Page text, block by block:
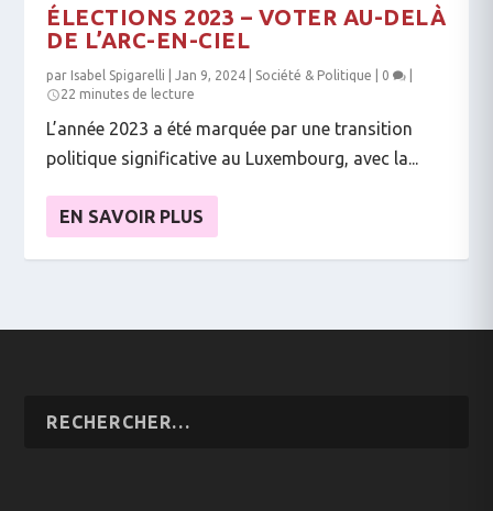
ÉLECTIONS 2023 – VOTER AU-DELÀ
DE L’ARC-EN-CIEL
par Isabel Spigarelli |Jan 9, 2024 Société & Politique 0
22 minutes de lecture
L’année 2023 a été marquée par une transition
politique significative au Luxembourg, avec la...
EN SAVOIR PLUS